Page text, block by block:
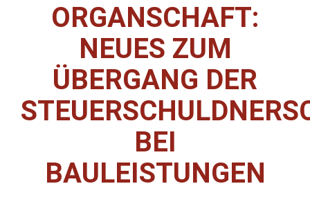
ORGANSCHAFT:
NEUES ZUM
ÜBERGANG DER
BEI
BAULEISTUNGEN